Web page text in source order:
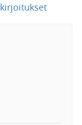
kirjoitukset